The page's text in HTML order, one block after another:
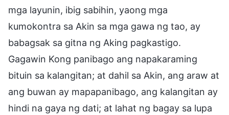
mga layunin, ibig sabihin, yaong mga
kumokontra sa Akin sa mga gawa ng tao, ay
babagsak sa gitna ng Aking pagkastigo.
Gagawin Kong panibago ang napakaraming
bituin sa kalangitan; at dahil sa Akin, ang araw at
ang buwan ay mapapanibago, ang kalangitan ay
hindi na gaya ng dati; at lahat ng bagay sa lupa